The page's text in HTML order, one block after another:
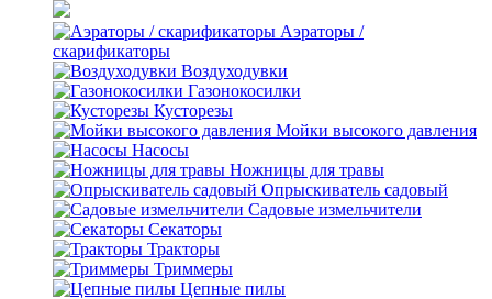
Аэраторы /
скарификаторы
Воздуходувки
Газонокосилки
Кусторезы
Мойки высокого давления
Насосы
Ножницы для травы
Опрыскиватель садовый
Садовые измельчители
Секаторы
Тракторы
Триммеры
Цепные пилы